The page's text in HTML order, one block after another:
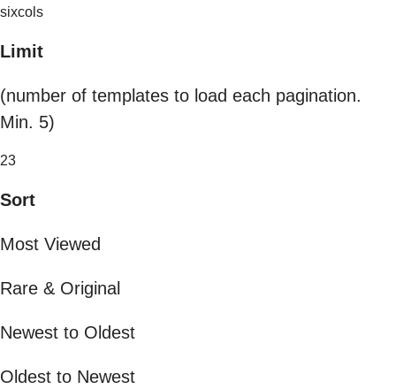
sixcols
Limit
(number of templates to load each pagination.
Min. 5)
23
Sort
Most Viewed
Rare & Original
Newest to Oldest
Oldest to Newest